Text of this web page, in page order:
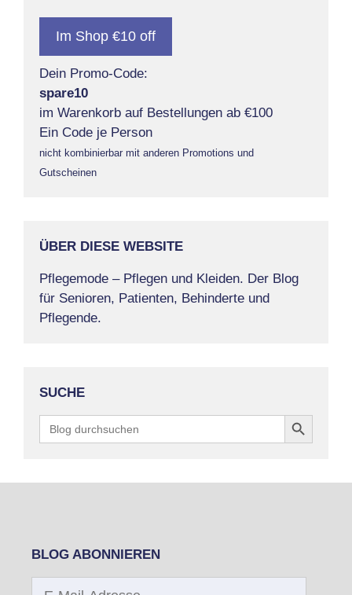
Im Shop €10 off
Dein Promo-Code:
spare10
im Warenkorb auf Bestellungen ab €100
Ein Code je Person
nicht kombinierbar mit anderen Promotions und
Gutscheinen
ÜBER DIESE WEBSITE
Pflegemode – Pflegen und Kleiden. Der Blog
für Senioren, Patienten, Behinderte und
Pflegende.
SUCHE
Search
for:
Search Button
BLOG ABONNIEREN